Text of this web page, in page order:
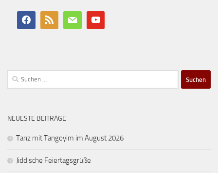
Suchen
nach:
NEUESTE BEITRÄGE
Tanz mit Tangoyim im August 2026
Jiddische Feiertagsgrüße